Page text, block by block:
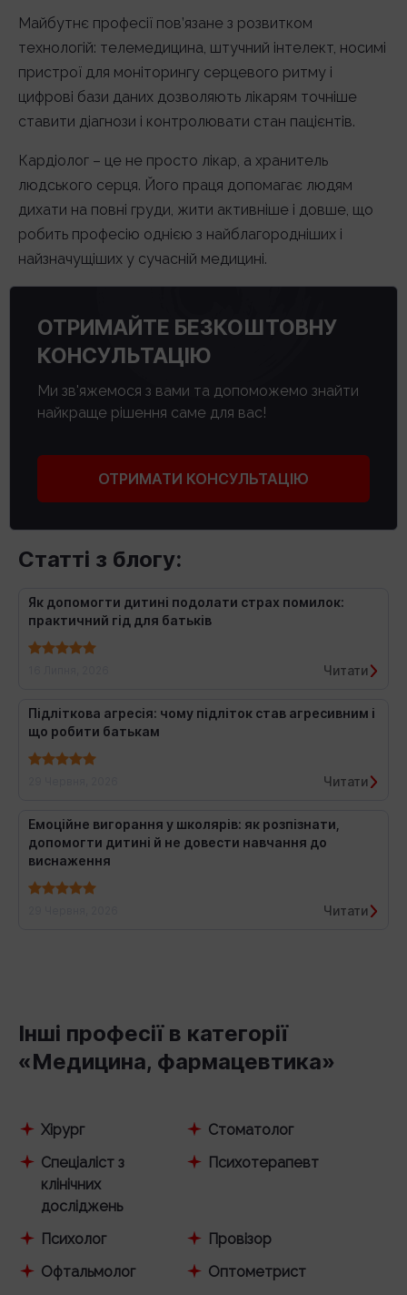
Майбутнє професії пов’язане з розвитком
технологій: телемедицина, штучний інтелект, носимі
пристрої для моніторингу серцевого ритму і
цифрові бази даних дозволяють лікарям точніше
ставити діагнози і контролювати стан пацієнтів.
Кардіолог – це не просто лікар, а хранитель
людського серця. Його праця допомагає людям
дихати на повні груди, жити активніше і довше, що
робить професію однією з найблагородніших і
найзначущіших у сучасній медицині.
ОТРИМАЙТЕ БЕЗКОШТОВНУ
КОНСУЛЬТАЦІЮ
Ми зв'яжемося з вами та допоможемо знайти
найкраще рішення саме для вас!
ОТРИМАТИ КОНСУЛЬТАЦІЮ
Статті з блогу:
Як допомогти дитині подолати страх помилок:
практичний гід для батьків
Читати
Підліткова агресія: чому підліток став агресивним і
що робити батькам
Читати
Емоційне вигорання у школярів: як розпізнати,
допомогти дитині й не довести навчання до
виснаження
Читати
Інші професії в категорії
«Медицина, фармацевтика»
Хірург
Стоматолог
Спеціаліст з
клінічних
досліджень
Психотерапевт
Психолог
Провізор
Офтальмолог
Оптометрист